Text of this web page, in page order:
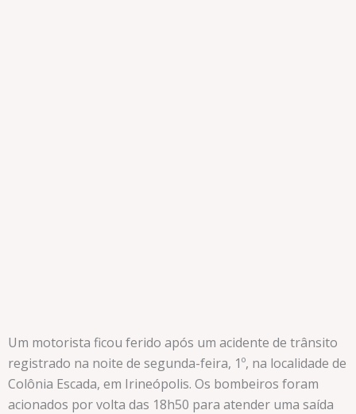
Um motorista ficou ferido após um acidente de trânsito
registrado na noite de segunda-feira, 1º, na localidade de
Colônia Escada, em Irineópolis. Os bombeiros foram
acionados por volta das 18h50 para atender uma saída